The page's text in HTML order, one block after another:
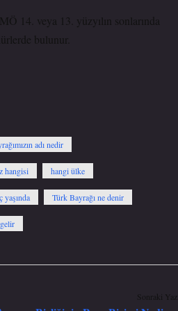
14. veya 13. yüzyılın sonlarında
bulunur.
adı nedir
hangisi hangi ülke
yaşında Türk Bayrağı ne denir
Sonraki